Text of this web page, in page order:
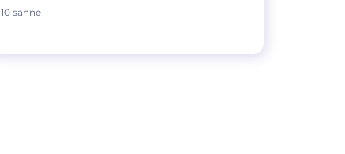
10 sahne